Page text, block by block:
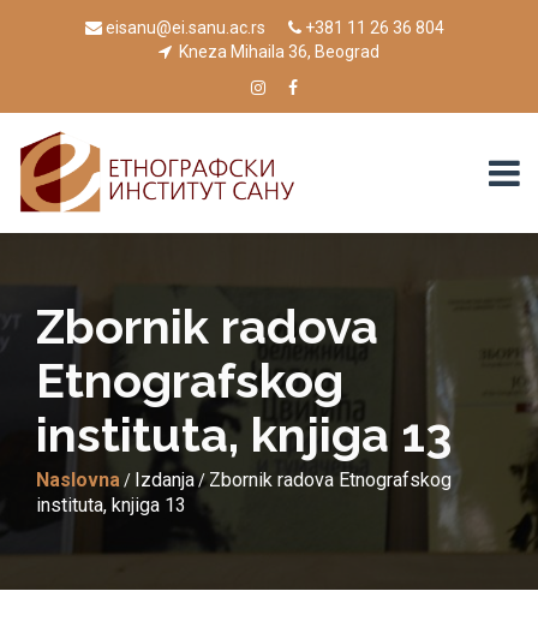
eisanu@ei.sanu.ac.rs
+381 11 26 36 804
Kneza Mihaila 36, Beograd
Zbornik radova
Etnografskog
instituta, knjiga 13
Naslovna/ Izdanja/Zbornik radova Etnografskog
instituta, knjiga 13